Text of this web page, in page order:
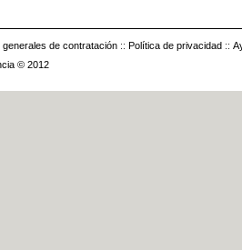
generales de contratación :: Política de privacidad ::
© 2012